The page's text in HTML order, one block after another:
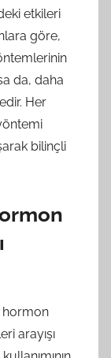
etkileri
göre,
da, daha
Her
bilinçli
hormon
arayışı